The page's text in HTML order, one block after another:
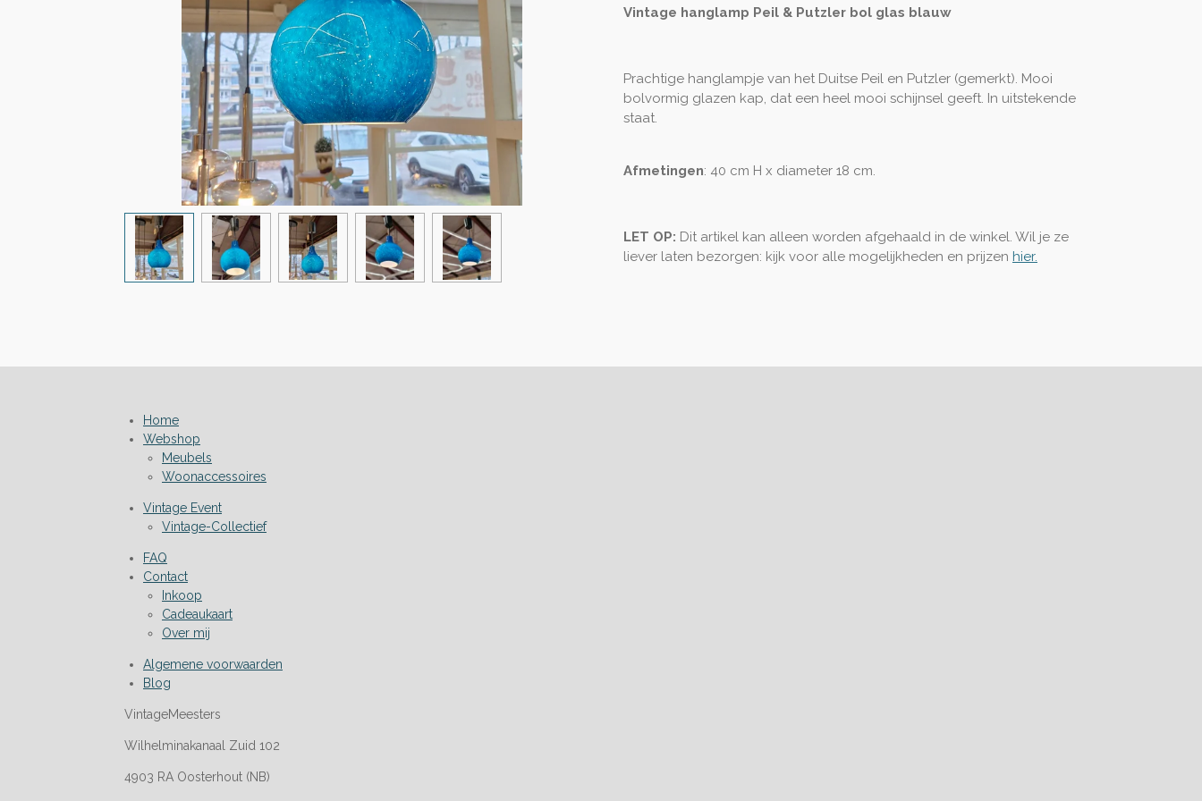
Vintage hanglamp Peil & Putzler bol glas blauw
Prachtige hanglampje van het Duitse Peil en Putzler (gemerkt). Mooi
bolvormig glazen kap, dat een heel mooi schijnsel geeft. In uitstekende
staat.
Afmetingen: 40 cm H x diameter 18 cm.
LET OP: Dit artikel kan alleen worden afgehaald in de winkel. Wil je ze
liever laten bezorgen: kijk voor alle mogelijkheden en prijzen hier.
Home
Webshop
Meubels
Woonaccessoires
Vintage Event
Vintage-Collectief
FAQ
Contact
Inkoop
Cadeaukaart
Over mij
Algemene voorwaarden
Blog
VintageMeesters
Wilhelminakanaal Zuid 102
4903 RA Oosterhout (NB)